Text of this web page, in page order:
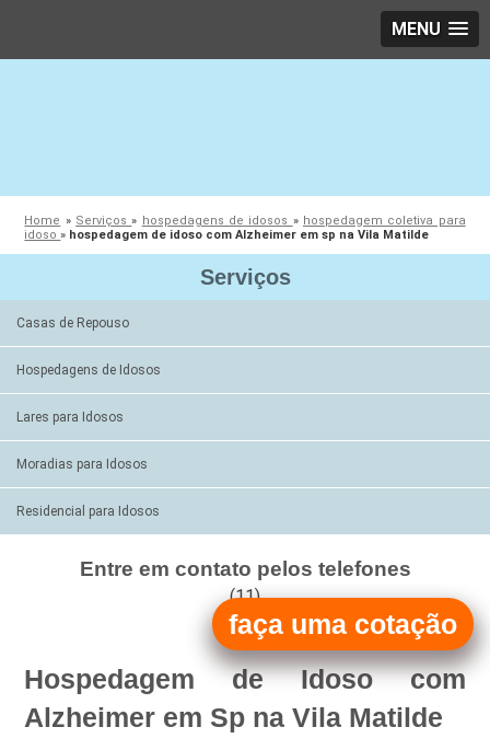
MENU
Home » Serviços» hospedagens de idosos » hospedagem coletiva para
idoso» hospedagem de idoso com Alzheimer em sp na Vila Matilde
Serviços
Casas de Repouso
Hospedagens de Idosos
Lares para Idosos
Moradias para Idosos
Residencial para Idosos
Entre em contato pelos telefones
(11)
(11)
Hospedagem de Idoso com
Alzheimer em Sp na Vila Matilde
faça uma cotação